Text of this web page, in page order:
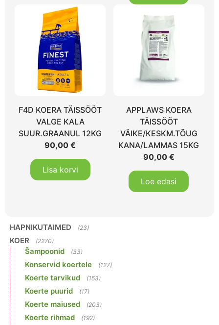
F4D KOERA TÄISSÖÖT
VALGE KALA
SUUR.GRAANUL 12KG
90,00€
Lisa korvi
APPLAWS KOERA
TÄISSÖÖT
VÄIKE/KESKM.TÕUG
KANA/LAMMAS 15KG
90,00 €
Loe edasi
HAPNIKUTAIMED (23)
KOER (2270)
Šampoonid (33)
Konservid koertele (127)
Koerte tarvikud (153)
Koerte puurid (17)
Koerte maiused (203)
Koerte rihmad (192)